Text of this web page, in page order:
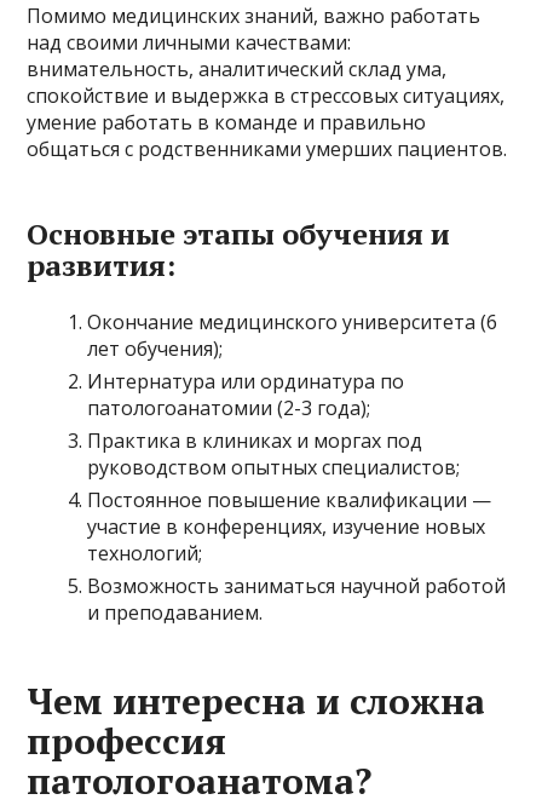
Помимо медицинских знаний, важно работать
над своими личными качествами:
внимательность, аналитический склад ума,
спокойствие и выдержка в стрессовых ситуациях,
умение работать в команде и правильно
общаться с родственниками умерших пациентов.
Основные этапы обучения и
развития:
Окончание медицинского университета (6
лет обучения);
Интернатура или ординатура по
патологоанатомии (2-3 года);
Практика в клиниках и моргах под
руководством опытных специалистов;
Постоянное повышение квалификации —
участие в конференциях, изучение новых
технологий;
Возможность заниматься научной работой
и преподаванием.
Чем интересна и сложна
профессия
патологоанатома?